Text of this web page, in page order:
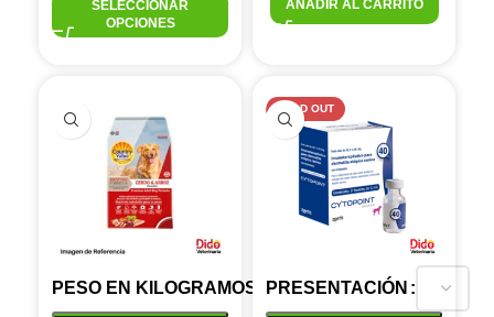
SELECCIONAR
OPCIONES
AÑADIR AL CARRITO
PESO EN KILOGRAMOS
SOLD OUT
PRESENTACIÓN